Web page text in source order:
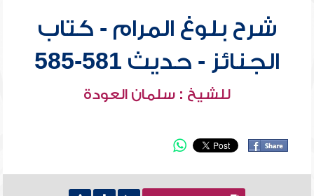
شرح بلوغ المرام - كتاب
الجنائز - حديث 581-585
للشيخ : سلمان العودة